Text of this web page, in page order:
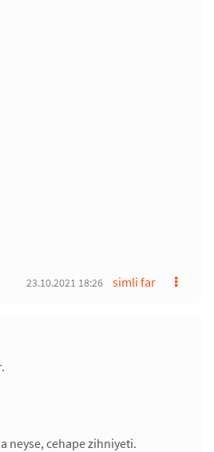
simli far
23.10.2021 18:26
neyse, cehape zihniyeti.